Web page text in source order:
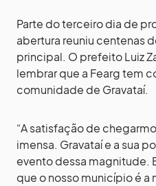
Parte do terceiro dia de
abertura reuniu centenas
principal. O prefeito Luiz
lembrar que a Fearg tem
comunidade de Gravataí.
“A satisfação de
imensa. Gravataí e a sua
evento dessa magnitude.
que o nosso município é